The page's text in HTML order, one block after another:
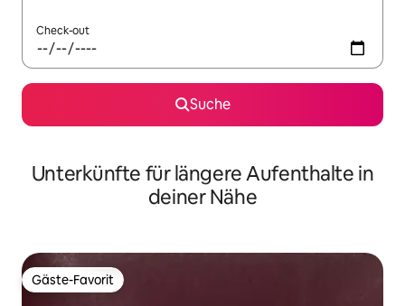
Check-out
Suche
Unterkünfte für längere Aufenthalte in
deiner Nähe
Gäste-Favorit
Gäste-Favorit